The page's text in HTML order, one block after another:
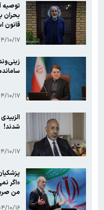
توصیه
بحران
قانون
۱۴۰۴/
۱۴۰۴/
شدند!
۱۴۰۴/
«اگر
من
۱۴۰۴/